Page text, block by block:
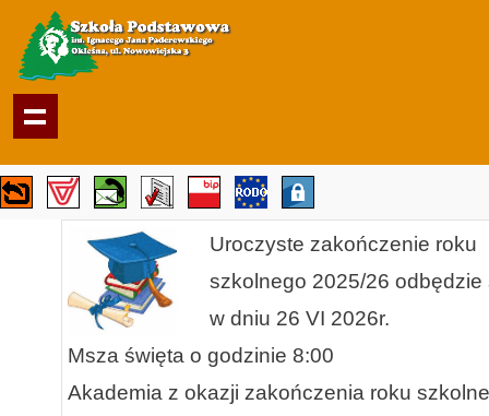
Uroczyste zakończenie roku
szkolnego 2025/26 odbędzie
w dniu 26 VI 2026r.
Msza święta o godzinie 8:00
Akademia z okazji zakończenia roku